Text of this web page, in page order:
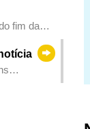
fim da